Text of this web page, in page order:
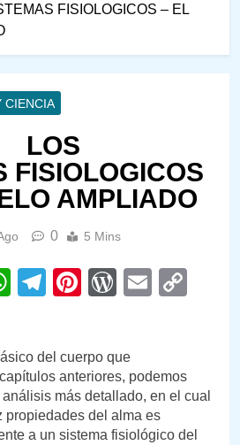
FISIOLOGICOS – EL
CIENCIA
LOS
FISIOLOGICOS
AMPLIADO
0 5 Mins
WhatsApp
Telegram
PinterestEmail
del cuerpo que
anteriores, podemos
más detallado, en el cual
propiedades del alma es
a un sistema fisiológico del